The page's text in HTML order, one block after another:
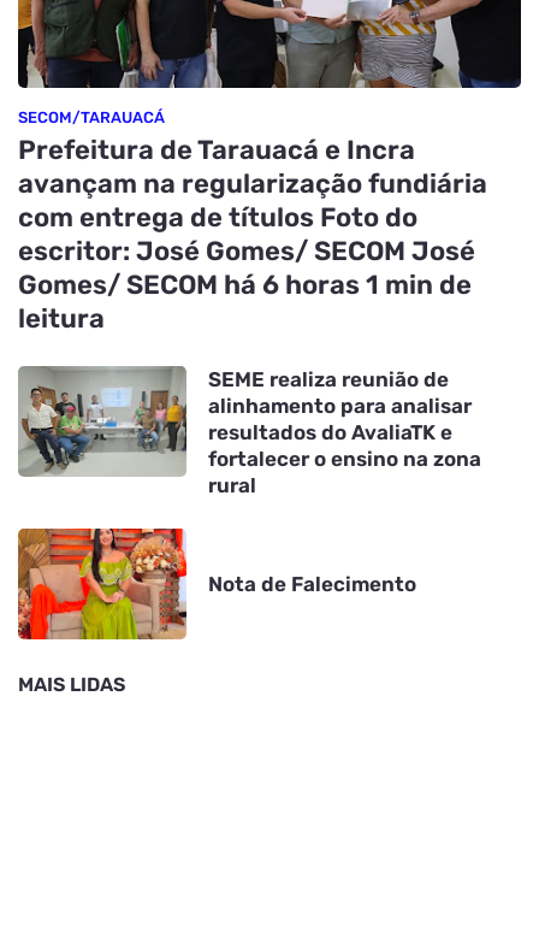
SECOM/TARAUACÁ
Prefeitura de Tarauacá e Incra
avançam na regularização fundiária
com entrega de títulos Foto do
escritor: José Gomes/ SECOM José
Gomes/ SECOM há 6 horas 1 min de
leitura
SEME realiza reunião de
alinhamento para analisar
resultados do AvaliaTK e
fortalecer o ensino na zona
rural
Nota de Falecimento
MAIS LIDAS